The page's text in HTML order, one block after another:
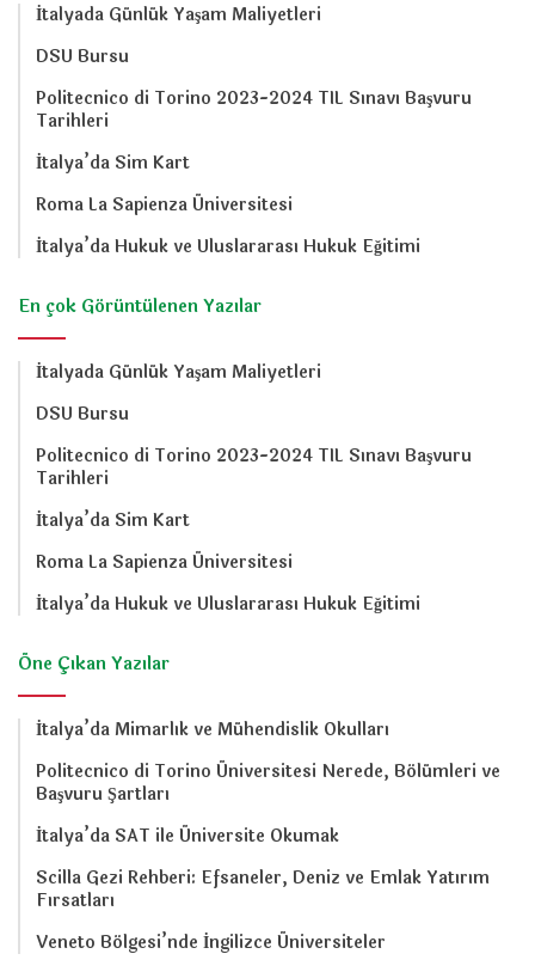
İtalyada Günlük Yaşam Maliyetleri
DSU Bursu
Politecnico di Torino 2023-2024 TIL Sınavı Başvuru
Tarihleri
İtalya’da Sim Kart
Roma La Sapienza Üniversitesi
İtalya’da Hukuk ve Uluslararası Hukuk Eğitimi
En çok Görüntülenen Yazılar
İtalyada Günlük Yaşam Maliyetleri
DSU Bursu
Politecnico di Torino 2023-2024 TIL Sınavı Başvuru
Tarihleri
İtalya’da Sim Kart
Roma La Sapienza Üniversitesi
İtalya’da Hukuk ve Uluslararası Hukuk Eğitimi
Öne Çıkan Yazılar
İtalya’da Mimarlık ve Mühendislik Okulları
Politecnico di Torino Üniversitesi Nerede, Bölümleri ve
Başvuru Şartları
İtalya’da SAT ile Üniversite Okumak
Scilla Gezi Rehberi: Efsaneler, Deniz ve Emlak Yatırım
Fırsatları
Veneto Bölgesi’nde İngilizce Üniversiteler